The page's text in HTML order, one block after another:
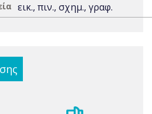
εικ., πιν., σχημ., γραφ.